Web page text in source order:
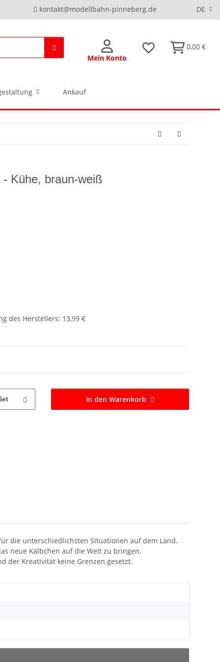
DE
kontakt@modellbahn-pinneberg.de
Mein Konto
0,00 €
Ankauf
Kühe, braun-weiß
des Herstellers: 13,99 €
In den Warenkorb
die unterschiedlichsten Situationen auf dem Land.
neue Kälbchen auf die Welt zu bringen.
der Kreativität keine Grenzen gesetzt.